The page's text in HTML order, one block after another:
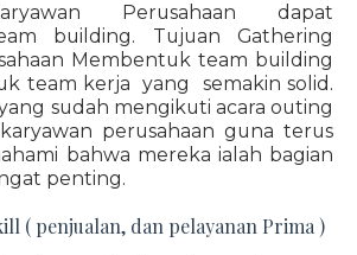
Perusahaan dapat
building. Tujuan Gathering
Membentuk team building
team kerja yang semakin solid.
sudah mengikuti acara outing
perusahaan guna terus
bahwa mereka ialah bagian
penting.
( penjualan, dan pelayanan Prima )